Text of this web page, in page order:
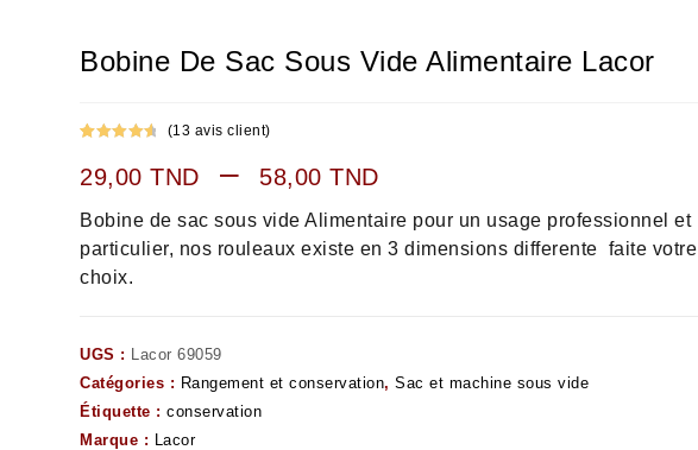
Bobine De Sac Sous Vide Alimentaire Lacor
sur 5
notations
client
(13 avis client)
29,00TND – 58,00TND
Bobine de sac sous vide Alimentaire pour un usage professionnel et
particulier, nos rouleaux existe en 3 dimensions differente faite votre
choix.
UGS : Lacor 69059
Catégories : Rangement et conservation,Sac et machine sous vide
Étiquette :conservation
Marque : Lacor